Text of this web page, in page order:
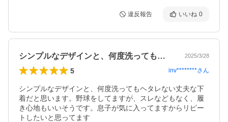
違反報告 いいね 0
シンプルなデザインと、何度洗ってもヘタ… 2025/3/28
5 inv********さん
シンプルなデザインと、何度洗ってもヘタレない丈夫な下
着だと思います。野球をしてますが、スレなどもなく、履
き心地もいいそうです。息子が気に入ってますからリピー
トしたいと思ってます